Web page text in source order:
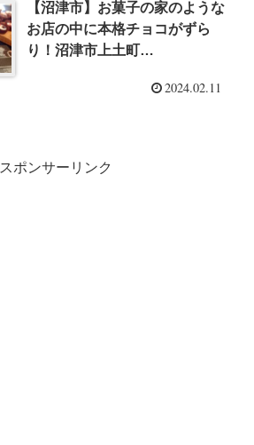
【沼津市】お菓子の家のような
お店の中に本格チョコがずら
り！沼津市上土町
インを先取りしてきた2024.02.11
スポンサーリンク